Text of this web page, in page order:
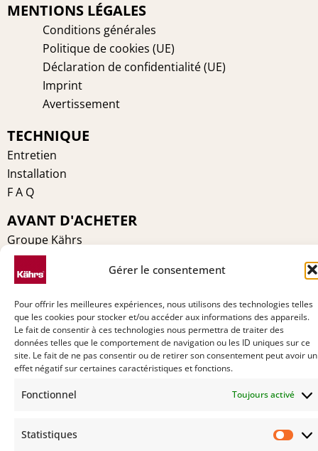
Gérer le consentement
Pour offrir les meilleures expériences, nous utilisons des technologies telles
que les cookies pour stocker et/ou accéder aux informations des appareils.
Le fait de consentir à ces technologies nous permettra de traiter des
données telles que le comportement de navigation ou les ID uniques sur ce
site. Le fait de ne pas consentir ou de retirer son consentement peut avoir un
effet négatif sur certaines caractéristiques et fonctions.
Fonctionnel Toujours activé
Statistiques
MENTIONS LÉGALES
Conditions générales
Politique de cookies (UE)
Déclaration de confidentialité (UE)
Imprint
Avertissement
TECHNIQUE
Entretien
Installation
F A Q
AVANT D'ACHETER
Groupe Kährs
Kährs Switzerland
Environnement
Pourquoi Kährs
Contact